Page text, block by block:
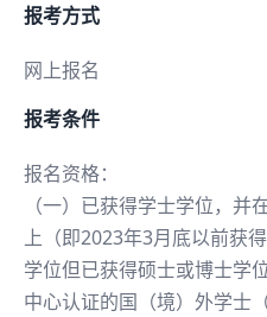
报考方式
网上报名
报考条件
报名资格：
（一）已获得学士学位，
上（即2023年3月底以前获
学位但已获得硕士或博士学
中心认证的国（境）外学士